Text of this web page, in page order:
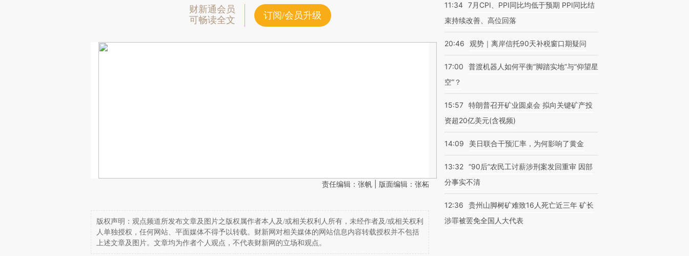
财新通会员
可畅读全文
订阅/会员升级
责任编辑：张帆 | 版面编辑：张柘
版权声明：观点频道所发布文章及图片之版权属作者本人及/或相关权利人所有，未经作者及/或相关权利
人单独授权，任何网站、平面媒体不得予以转载。财新网对相关媒体的网站信息内容转载授权并不包括
上述文章及图片。文章均为作者个人观点，不代表财新网的立场和观点。
11:34 7月CPI、PPI同比均低于预期 PPI同比结
束持续改善、高位回落
20:46 观势｜离岸信托90天补税窗口期疑问
17:00
普渡机器人如何平衡“脚踏实地”与“仰望星
空”？
15:57 特朗普召开矿业圆桌会 拟向关键矿产投
资超20亿美元(含视频)
14:09 美日联合干预汇率，为何影响了黄金
13:32 “90后”农民工讨薪涉刑案发回重审 因部
分事实不清
12:36
贵州山脚树矿难致16人死亡近三年 矿长
涉罪被罢免全国人大代表